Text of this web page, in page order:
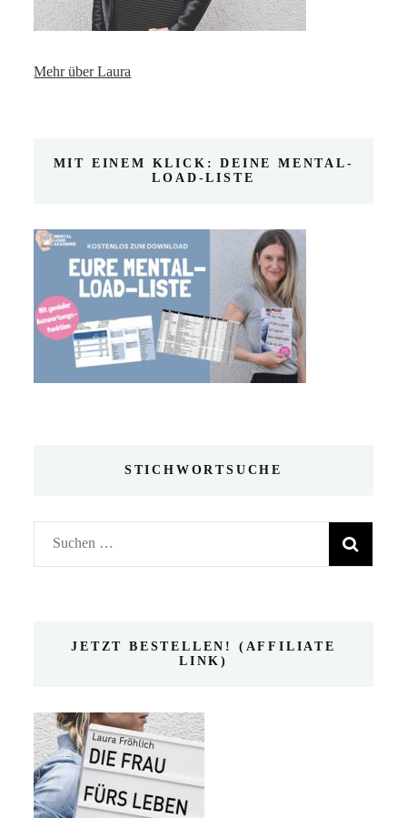
Mehr über Laura
MIT EINEM KLICK: DEINE MENTAL-
LOAD-LISTE
STICHWORTSUCHE
Suchen
nach:
JETZT BESTELLEN! (AFFILIATE
LINK)